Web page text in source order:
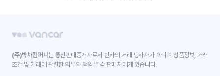
(주)박차컴퍼니는 통신판매중개자로서 반카의 거래 당사자가 아니며 상품정보, 거래
조건 및 거래에 관련한 의무와 책임은 각 판매자에게 있습니다.